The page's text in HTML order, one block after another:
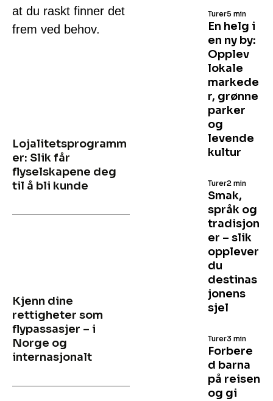
at du raskt finner det
frem ved behov.
Lojalitetsprogramm
er: Slik får
flyselskapene deg
til å bli kunde
Kjenn dine
rettigheter som
flypassasjer – i
Norge og
internasjonalt
En helg i
en ny by:
Opplev
lokale
markede
r, grønne
parker
og
levende
kultur
Turer5 min
Smak,
språk og
tradisjon
er – slik
opplever
du
destinas
jonens
sjel
Turer2 min
Forbere
d barna
på reisen
og gi
Turer3 min